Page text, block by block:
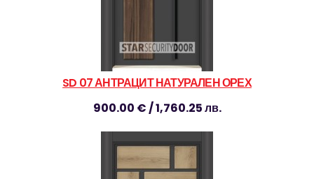
SD 07 АНТРАЦИТ НАТУРАЛЕН ОРЕХ
900.00 € / 1,760.25 лв.